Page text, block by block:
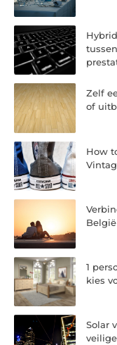
Zelf
of
How
1
kies
Solar